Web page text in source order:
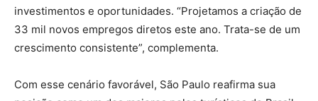
investimentos e oportunidades. “Projetamos a criação de
33 mil novos empregos diretos este ano. Trata-se de um
crescimento consistente”, complementa.
Com esse cenário favorável, São Paulo reafirma sua